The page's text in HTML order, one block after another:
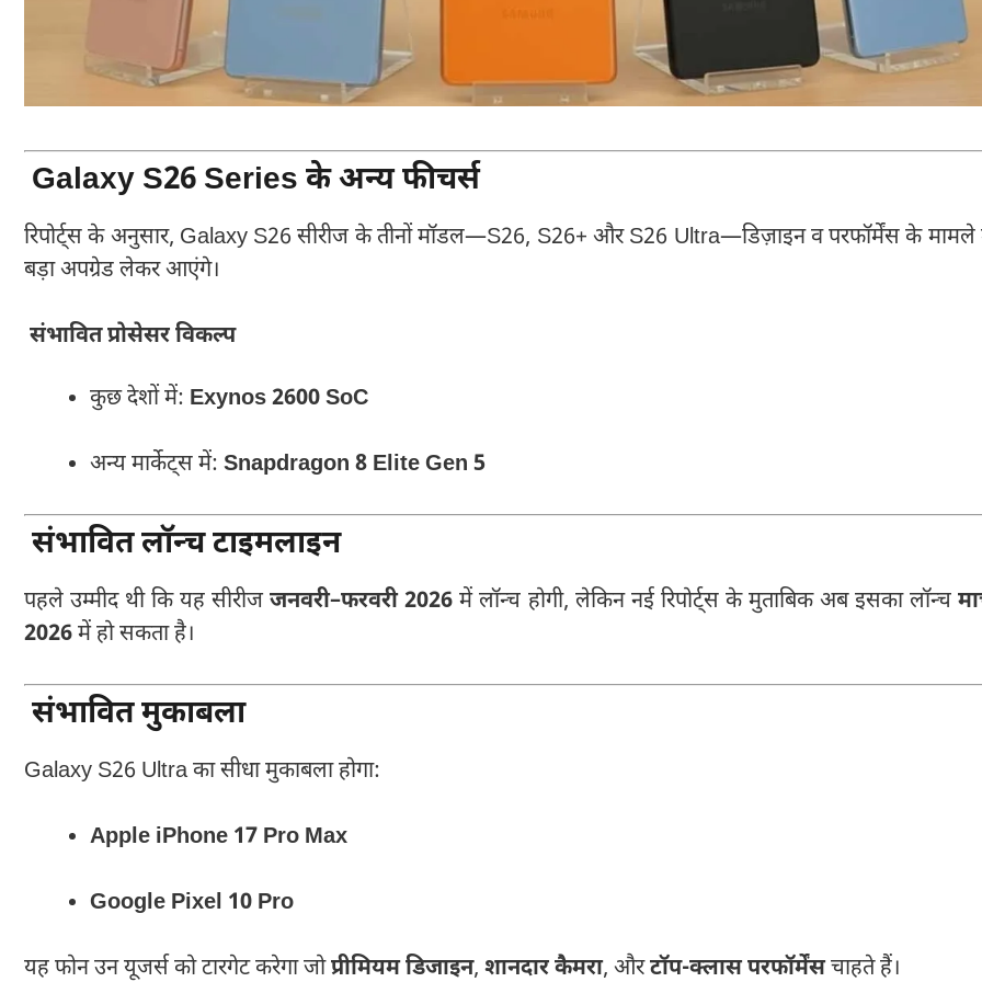
Galaxy S26 Series के अन्य फीचर्स
रिपोर्ट्स के अनुसार, Galaxy S26 सीरीज के तीनों मॉडल—S26, S26+ और S26 Ultra—डिज़ाइन व परफॉर्मेंस के मामले
बड़ा अपग्रेड लेकर आएंगे।
संभावित प्रोसेसर विकल्प
कुछ देशों में: Exynos 2600 SoC
अन्य मार्केट्स में: Snapdragon 8 Elite Gen 5
संभावित लॉन्च टाइमलाइन
पहले उम्मीद थी कि यह सीरीजजनवरी–फरवरी 2026 में लॉन्च होगी, लेकिन नई रिपोर्ट्स के मुताबिक अब इसका लॉन्च
2026में हो सकता है।
संभावित मुकाबला
Galaxy S26 Ultra का सीधा मुकाबला होगा:
Apple iPhone 17 Pro Max
Google Pixel 10 Pro
यह फोन उन यूजर्स को टारगेट करेगा जोप्रीमियम डिजाइन, शानदार कैमरा, औरटॉप-क्लास परफॉर्मेंसचाहते हैं।